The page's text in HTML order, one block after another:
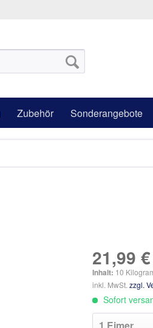
Zubehör Sonderangebote
21,99
Inhalt: 10
inkl. MwSt.zzgl.
Sofort